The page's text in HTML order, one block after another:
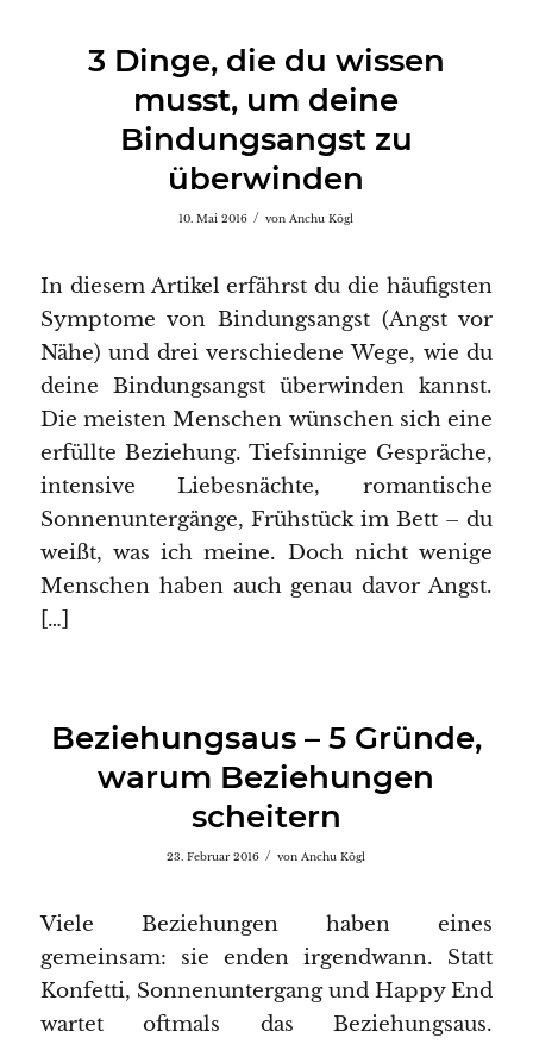
3 Dinge, die du wissen
musst, um deine
Bindungsangst zu
überwinden
10. Mai 2016 / vonAnchu Kögl
In diesem Artikel erfährst du die häufigsten
Symptome von Bindungsangst (Angst vor
Nähe) und drei verschiedene Wege, wie du
deine Bindungsangst überwinden kannst.
Die meisten Menschen wünschen sich eine
erfüllte Beziehung. Tiefsinnige Gespräche,
intensive Liebesnächte, romantische
Sonnenuntergänge, Frühstück im Bett – du
weißt, was ich meine. Doch nicht wenige
Menschen haben auch genau davor Angst.
[…]
Beziehungsaus – 5 Gründe,
warum Beziehungen
scheitern
23. Februar 2016 / vonAnchu Kögl
Viele Beziehungen haben eines
gemeinsam: sie enden irgendwann. Statt
Konfetti, Sonnenuntergang und Happy End
wartet oftmals das Beziehungsaus.